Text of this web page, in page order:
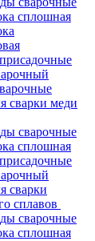
сплошная
сварки меди
сварочные
сплошная
сварки
сплавов
сварочные
сплошная